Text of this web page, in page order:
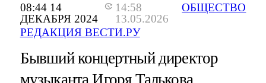
08:44 14
ДЕКАБРЯ 2024
14:58
13.05.2026
РЕДАКЦИЯ ВЕСТИ.РУ
ОБЩЕСТВО
Бывший концертный директор